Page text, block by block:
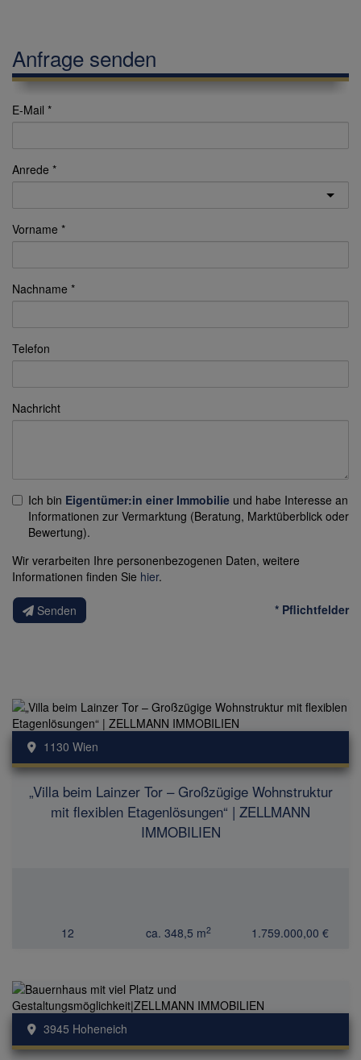
Anfrage senden
E-Mail
Anrede
Vorname
Nachname
Telefon
Nachricht
Ich bin Eigentümer:in einer Immobilie und habe Interesse an
Informationen zur Vermarktung (Beratung, Marktüberblick oder
Bewertung).
Wir verarbeiten Ihre personenbezogenen Daten, weitere
Informationen finden Sie hier.
Senden * Pflichtfelder
„Villa beim Lainzer Tor – Großzügige Wohnstruktur
mit flexiblen Etagenlösungen“ | ZELLMANN
IMMOBILIEN
1130 Wien
12 ca. 348,5 m2 1.759.000,00 €
3945 Hoheneich